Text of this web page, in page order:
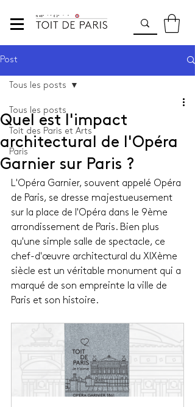
Post
Tous les posts
Toit des Paris et Arts
Paris
Tous les posts
Quel est l'impact
architectural de l'Opéra
Garnier sur Paris ?
L'Opéra Garnier, souvent appelé Opéra
de Paris, se dresse majestueusement
sur la place de l'Opéra dans le 9ème
arrondissement de Paris. Bien plus
qu'une simple salle de spectacle, ce
chef-d'œuvre architectural du XIXème
siècle est un véritable monument qui a
marqué de son empreinte la ville de
Paris et son histoire.